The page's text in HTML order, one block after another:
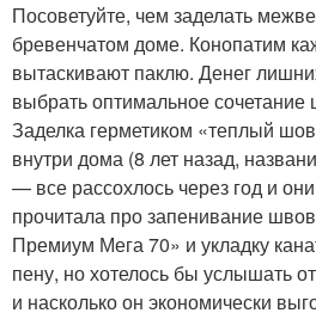
Посоветуйте, чем заделать
бревенчатом доме. Конопатим
вытаскивают паклю. Денег
выбрать оптимальное сочетание
Заделка герметиком «теплый
внутри дома (8 лет назад,
— все рассохлось через год и
прочитала про запенивание
Премиум Мега 70» и укладку
пену, но хотелось бы услышать
и насколько он экономически